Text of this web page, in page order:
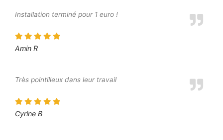
Installation terminé pour 1 euro !
Amin R
Très pointilleux dans leur travail
Cyrine B